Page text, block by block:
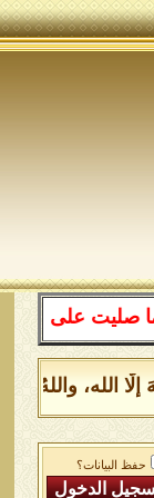
إبراهيم
إلَّا الله،
حفظ البيانات؟